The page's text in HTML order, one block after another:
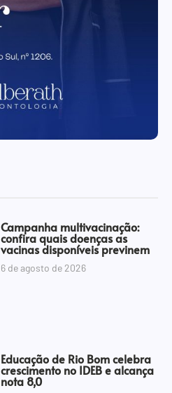
Campanha multivacinação:
confira quais doenças as
vacinas disponíveis previnem
6 de agosto de 2026
Educação de Rio Bom celebra
crescimento no IDEB e alcança
nota 8,0